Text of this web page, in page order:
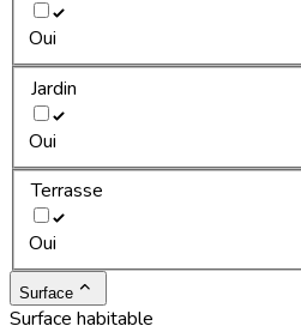
Oui
Jardin
Oui
Terrasse
Oui
Surface
Surface habitable